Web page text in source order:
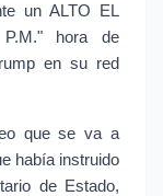
un ALTO EL
hora de
en su red
que se va a
había instruido
de Estado,